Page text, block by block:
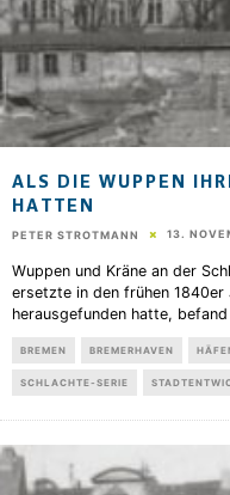
ALS DIE WUPPEN
HATTEN
PETER STROTMANN 13.
Wuppen und Kräne an der
ersetzte in den frühen 1840er
herausgefunden hatte,
BREMEN BREMERHAVEN
SCHLACHTE-SERIE